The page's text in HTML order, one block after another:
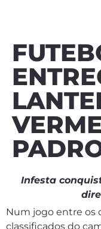
Infesta
Num jogo entre os
classificados do